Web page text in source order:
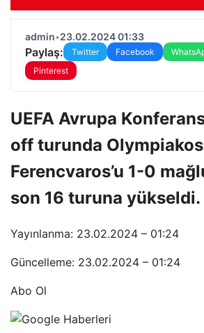
admin•23.02.2024 01:33
Paylaş: Twitter Facebook
Pinterest
UEFA Avrupa
off turunda
Ferencvaros’u 1-0
son 16 turuna yükseldi.
Yayınlanma: 23.02.2024 – 01:24
Güncelleme: 23.02.2024 – 01:24
Abo Ol